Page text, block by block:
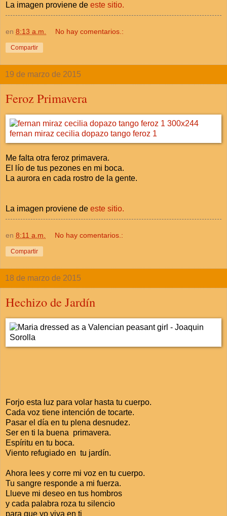
La imagen proviene de este sitio.
en 8:13 a.m. No hay comentarios.:
Compartir
19 de marzo de 2015
Feroz Primavera
Me falta otra feroz primavera.
El lío de tus pezones en mi boca.
La aurora en cada rostro de la gente.
La imagen proviene de este sitio.
en 8:11 a.m. No hay comentarios.:
Compartir
18 de marzo de 2015
Hechizo de Jardín
Forjo esta luz para volar hasta tu cuerpo.
Cada voz tiene intención de tocarte.
Pasar el día en tu plena desnudez.
Ser en ti la buena primavera.
Espíritu en tu boca.
Viento refugiado en tu jardín.
Ahora lees y corre mi voz en tu cuerpo.
Tu sangre responde a mi fuerza.
Llueve mi deseo en tus hombros
y cada palabra roza tu silencio
para que yo viva en ti